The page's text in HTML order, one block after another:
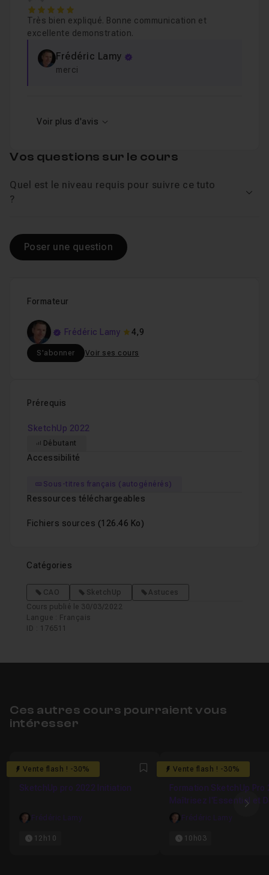
5
Très bien expliqué. Bonne communication et
excellente demonstration.
Frédéric Lamy
merci
Voir plus d'avis
Formateur
Frédéric Lamy 4,9
S'abonner Voir ses cours
Prérequis
SketchUp 2022
Débutant
Accessibilité
Sous-titres français (autogénérés)
Ressources téléchargeables
Fichiers sources (126.46 Ko)
Catégories
CAO SketchUp
Astuces
Cours publié le 30/03/2022
Langue : Français
ID : 176511
Vos questions sur le cours
Quel est le niveau requis pour suivre ce tuto
?
Poser une question
Ces autres cours pourraient vous
intéresser
Vente flash ! -30%
5 Favori
SketchUp pro 2022 Initiation
Frédéric Lamy
12h10
Vente flash ! -30%
4.7777777777778
Formation SketchUp Pro
Maîtrisez l'Essentiel et
ProFrédéric Lamy
10h03